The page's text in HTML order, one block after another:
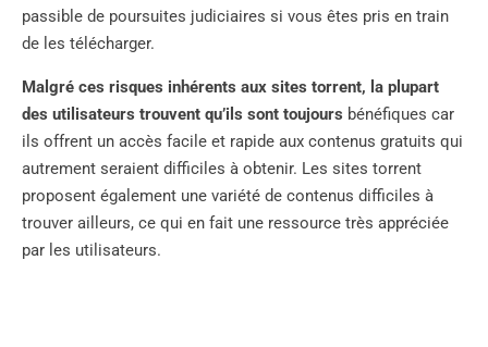
passible de poursuites judiciaires si vous êtes pris en train
de les télécharger.
Malgré ces risques inhérents aux sites torrent, la plupart
des utilisateurs trouvent qu’ils sont toujours bénéfiques car
ils offrent un accès facile et rapide aux contenus gratuits qui
autrement seraient difficiles à obtenir. Les sites torrent
proposent également une variété de contenus difficiles à
trouver ailleurs, ce qui en fait une ressource très appréciée
par les utilisateurs.